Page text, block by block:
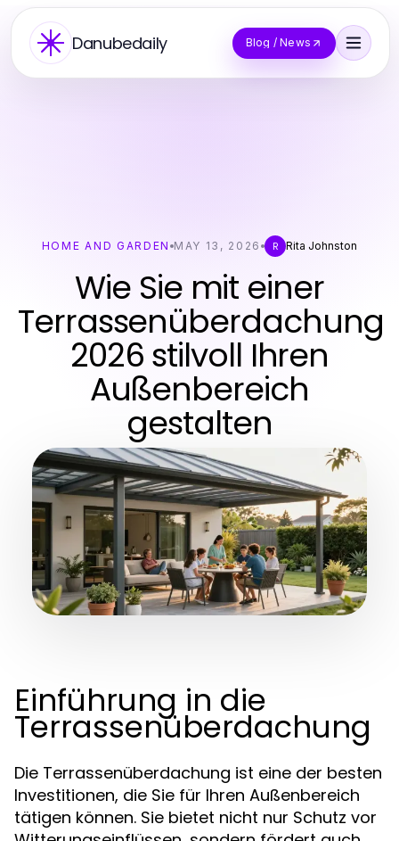
Danubedaily Blog / News
HOME AND GARDEN MAY 13, 2026 R Rita Johnston
Wie Sie mit einer
Terrassenüberdachung
2026 stilvoll Ihren
Außenbereich
gestalten
Einführung in die
Terrassenüberdachung
Die Terrassenüberdachung ist eine der besten
Investitionen, die Sie für Ihren Außenbereich
tätigen können. Sie bietet nicht nur Schutz vor